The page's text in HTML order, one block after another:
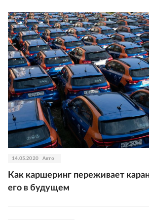
14.05.2020 Авто
Как каршеринг переживает
его в будущем